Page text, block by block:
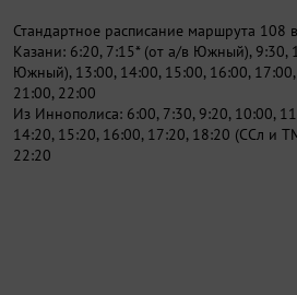
Стандартное расписание маршрута 108
Казани: 6:20, 7:15* (от а/в Южный), 9:30,
Южный), 13:00, 14:00, 15:00, 16:00,
21:00, 22:00
Из Иннополиса: 6:00, 7:30, 9:20, 10:00,
14:20, 15:20, 16:00, 17:20, 18:20 (ССл и
22:20